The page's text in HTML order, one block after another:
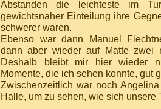
Abstanden die leichteste im
gewichtsnaher Einteilung ihre
schwerer waren.
Ebenso war dann Manuel
dann aber wieder auf Matte zwei
Deshalb bleibt mir hier wieder
Momente, die ich sehen konnte, gut
Zwischenzeitlich war noch
Halle, um zu sehen, wie sich unsere